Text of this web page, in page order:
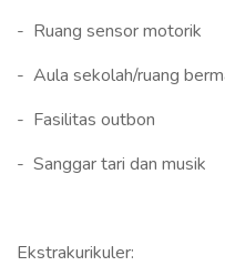
- Ruang sensor motorik
- Aula sekolah/ruang
- Fasilitas outbon
- Sanggar tari dan musik
Ekstrakurikuler: